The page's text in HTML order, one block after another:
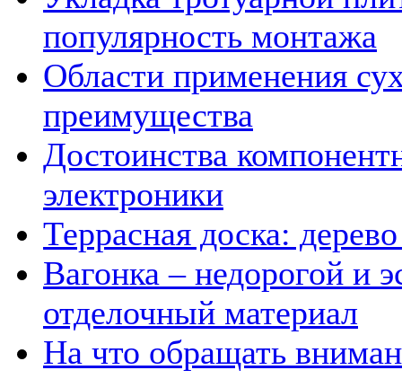
популярность монтажа
Области применения
преимущества
Достоинства
электроники
Террасная доска:
Вагонка – недорогой и
отделочный материал
На что обращать